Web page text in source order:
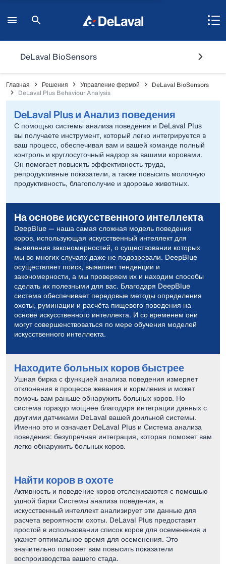
DeLaval BioSensors
Главная Решения Управление фермой
DeLaval BioSensors
DeLaval Plus Behaviour Analysis
DeLaval Plus и Анализ поведения
С помощью системы анализа поведения и DeLaval Plus
вы получаете инструмент, который легко интегрируется в
ваш процесс, обеспечивая вам и вашей команде полный
контроль и круглосуточный надзор за вашими коровами.
Он помогает повысить эффективность труда,
репродуктивные показатели, а также повысить молочную
продуктивность, благополучие и здоровье животных.
На основе искусственного интеллекта
DeepBlue — наша самая сложная модель поведения
коров, использующая искусственный интеллект для
выявления закономерностей, о существовании которых
мы во многих случаях даже не подозревали. DeepBlue
осуществляет поиск, выявляет тенденции и
закономерности, а мы проверяем их и находим способы
сделать их полезными для вас. Благодаря DeepBlue
система обеспечивает передовые методы определения
охоты, руминации и расчёта пищевого поведения на
основе искусственного интеллекта. И со временем они
могут совершенствоваться по мере обучения моделей
искусственного интеллекта.
Находите больных коров быстрее
Ушная бирка с функцией анализа поведения измеряет
отклонения в процессе жевания и кормления и может
помочь вам раньше обнаружить больных коров. Но
система гораздо мощнее благодаря интеграции данных с
другими датчиками DeLaval вашей доильной системы.
Именно это и означает DeLaval Plus и Система анализа
поведения: безупречная интеграция, которая поможет вам
легко обнаружить больных коров.
Найти коров в охоте
Активность и поведение коров отслеживаются с помощью
ушной бирки Системы анализа поведения, а
искусственный интеллект анализирует эти данные для
расчета вероятности охоты. DeLaval Plus предоставит
простой в использовании список коров для осеменения и
укажет оптимальное время для осеменения. Это
значительно поможет вам повысить показатели
воспроизводства вашего стада.